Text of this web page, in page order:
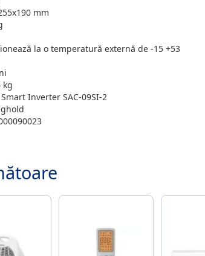
mm
la o temperatură externă de -15 +53
kg
Inverter SAC-09SI-2